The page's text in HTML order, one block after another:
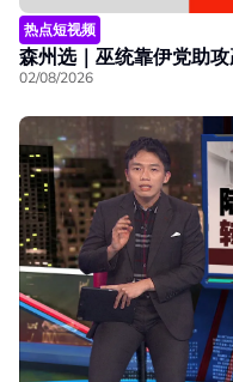
热点短视频
森州选｜巫统靠伊党助
02/08/2026